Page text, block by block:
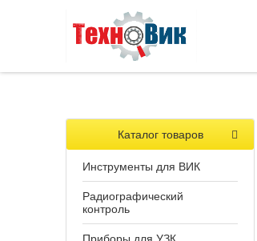
Каталог товаров
Инструменты для ВИК
Радиографический
контроль